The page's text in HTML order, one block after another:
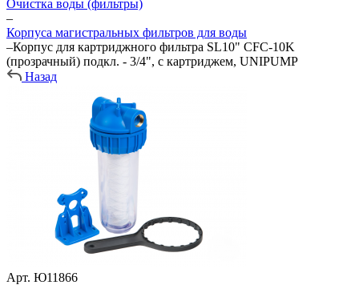
Очистка воды (фильтры)
–
Корпуса магистральных фильтров для воды
–Корпус для картриджного фильтра SL10" CFC-10K
(прозрачный) подкл. - 3/4", с картриджем, UNIPUMP
Назад
Арт. Ю11866